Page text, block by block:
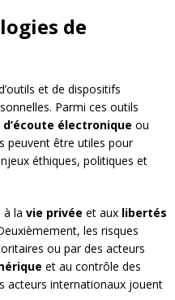
de
et de dispositifs
Parmi ces outils
électronique ou
peuvent être utiles pour
éthiques, politiques et
à la vie privée et aux libertés
les risques
ou par des acteurs
et au contrôle des
acteurs internationaux jouent